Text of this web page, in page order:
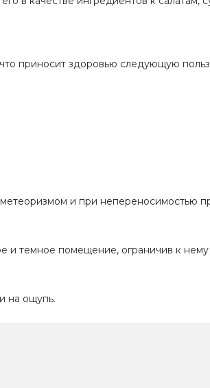
приносит здоровью следующую
и при непереносимостью
и темное помещение, ограничив к
на ощупь.